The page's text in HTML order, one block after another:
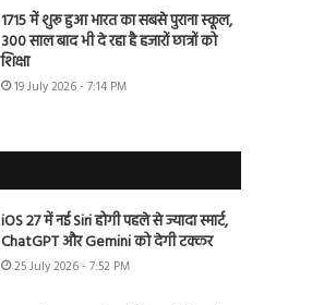
1715 में शुरू हुआ भारत का सबसे पुराना स्कूल,
300 साल बाद भी दे रहा है हजारों छात्रों को
शिक्षा
19 July 2026 - 7:14 PM
iOS 27 में नई Siri होगी पहले से ज्यादा स्मार्ट,
ChatGPT और Gemini को देगी टक्कर
25 July 2026 - 7:52 PM